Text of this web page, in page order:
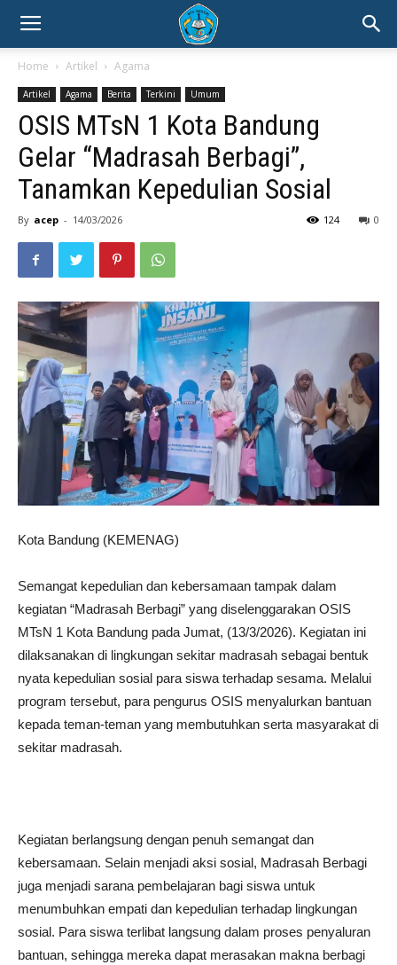
Home Artikel Agama
Artikel Agama Berita Terkini Umum
OSIS MTsN 1 Kota Bandung
Gelar “Madrasah Berbagi”,
Tanamkan Kepedulian Sosial
By acep - 14/03/2026 0
124
Kota Bandung (KEMENAG)
Semangat kepedulian dan kebersamaan tampak dalam
kegiatan “Madrasah Berbagi” yang diselenggarakan OSIS
MTsN 1 Kota Bandung pada Jumat, (13/3/2026). Kegiatan ini
dilaksanakan di lingkungan sekitar madrasah sebagai bentuk
nyata kepedulian sosial para siswa terhadap sesama. Melalui
program tersebut, para pengurus OSIS menyalurkan bantuan
kepada teman-teman yang membutuhkan serta masyarakat di
sekitar madrasah.
Kegiatan berlangsung dengan penuh semangat dan
kebersamaan. Selain menjadi aksi sosial, Madrasah Berbagi
juga menjadi sarana pembelajaran bagi siswa untuk
menumbuhkan empati dan kepedulian terhadap lingkungan
sosial. Para siswa terlibat langsung dalam proses penyaluran
bantuan, sehingga mereka dapat merasakan makna berbagi